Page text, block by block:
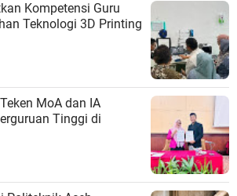
Kompetensi Guru
Teknologi 3D Printing
MoA dan IA
Tinggi di